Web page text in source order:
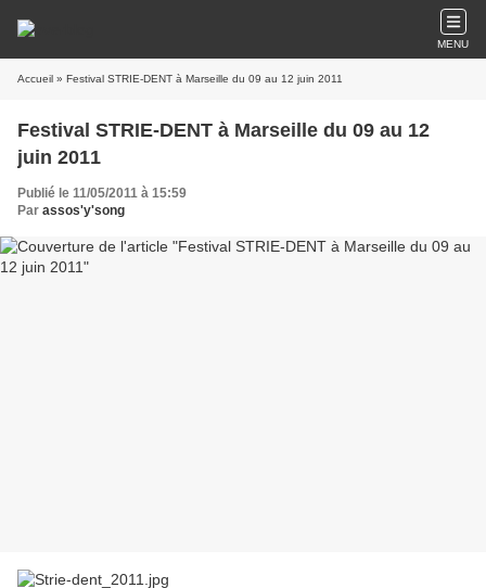
MENU
Accueil » Festival STRIE-DENT à Marseille du 09 au 12 juin 2011
Festival STRIE-DENT à Marseille du 09 au 12
juin 2011
Publié le 11/05/2011 à 15:59
Par assos'y'song